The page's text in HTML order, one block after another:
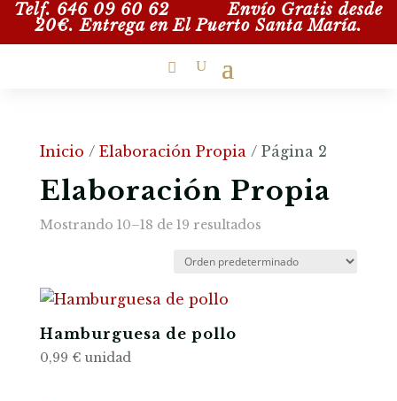
Telf. 646 09 60 62 Envío Gratis desde
20€. Entrega enEl Puerto Santa María.
Inicio / Elaboración Propia/ Página 2
Elaboración Propia
Mostrando 10–18 de 19 resultados
Hamburguesa de pollo
0,99 € unidad